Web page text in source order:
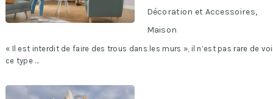
Décoration et Accessoires,
Maison
« Il est interdit de faire des trous dans les murs », il n’est pas rare de
ce type …